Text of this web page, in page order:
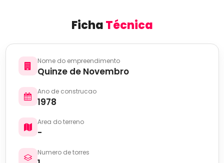
FichaTécnica
Nome do empreendimento
Quinze de Novembro
Ano de construcao
1978
Area do terreno
-
Numero de torres